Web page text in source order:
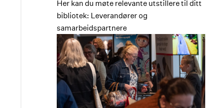
Her kan du møte relevante utstillere til ditt
bibliotek: Leverandører og
samarbeidspartnere